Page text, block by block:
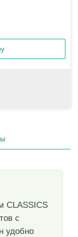
CLASSICS
с
удобно